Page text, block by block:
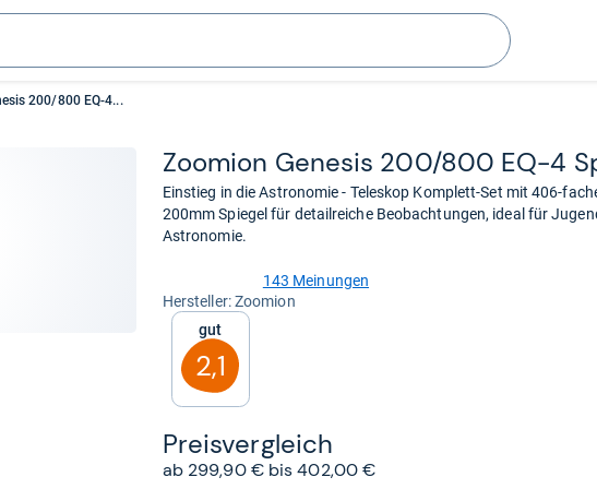
Suchen
200/800 EQ-4...
Zoo­mion Gene­sis 200/800 EQ-​4
Einstieg in die Astronomie - Teleskop Komplett-Set mit 406-
200mm Spiegel für detailreiche Beobachtungen, ideal für
Astronomie.
von
Sternen
143 Meinungen
Her­stel­ler: Zoomion
Gut
2,1
Preis­ver­gleich
ab 299,90 € bis 402,00 €